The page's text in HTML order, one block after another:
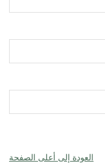
العودة إلى أعلى الصفحة